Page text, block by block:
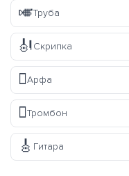
🎺Труба
🎻Скрипка
🪉Арфа
🪊Тромбон
🎸 Гитара